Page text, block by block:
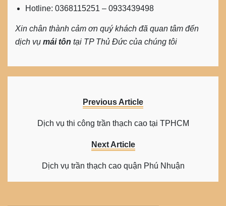
Hotline: 0368115251 – 0933439498
Xin chân thành cảm ơn quý khách đã quan tâm đến
dịch vụ mái tôn tại TP Thủ Đức của chúng tôi
Previous Article
Dịch vụ thi công trần thạch cao tại TPHCM
Next Article
Dịch vụ trần thạch cao quận Phú Nhuận